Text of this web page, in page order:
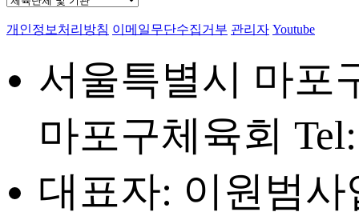
개인정보처리방침 이메일무단수집거부 관리자 Youtube
서울특별시 마포
마포구체육회
대표자: 이원범사